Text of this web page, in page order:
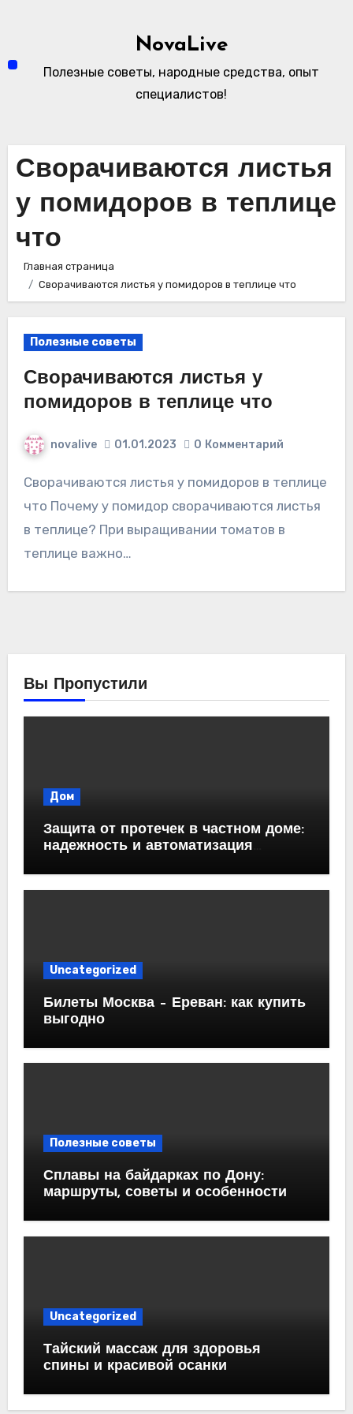
NovaLive
Полезные советы, народные средства, опыт
специалистов!
Сворачиваются листья
у помидоров в теплице
что
Главная страница
Сворачиваются листья у помидоров в теплице что
Полезные советы
Сворачиваются листья у
помидоров в теплице что
novalive 01.01.2023 0 Комментарий
Сворачиваются листья у помидоров в теплице
что Почему у помидор сворачиваются листья
в теплице? При выращивании томатов в
теплице важно…
Вы Пропустили
Дом
Защита от протечек в частном доме:
надежность и автоматизация
Uncategorized
Билеты Москва – Ереван: как купить
выгодно
Полезные советы
Сплавы на байдарках по Дону:
маршруты, советы и особенности
Uncategorized
Тайский массаж для здоровья
спины и красивой осанки